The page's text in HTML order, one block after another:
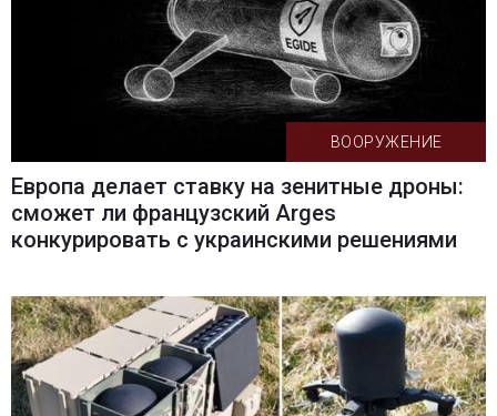
ВООРУЖЕНИЕ
Европа делает ставку на зенитные дроны:
сможет ли французский Arges
конкурировать с украинскими решениями